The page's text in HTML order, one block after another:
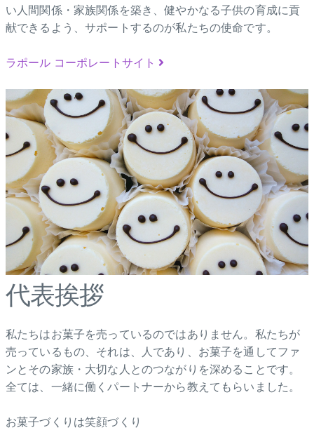
い人間関係・家族関係を築き、健やかなる子供の育成に貢
献できるよう、サポートするのが私たちの使命です。
ラポール コーポレートサイト
代表挨拶
私たちはお菓子を売っているのではありません。私たちが
売っているもの、それは、人であり、お菓子を通してファ
ンとその家族・大切な人とのつながりを深めることです。
全ては、一緒に働くパートナーから教えてもらいました。
お菓子づくりは笑顔づくり